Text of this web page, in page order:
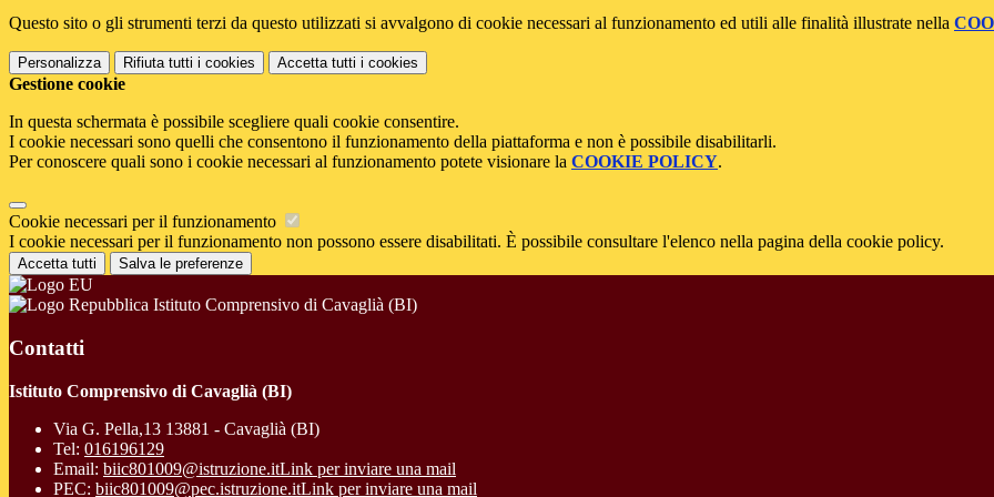
Questo sito o gli strumenti terzi da questo utilizzati si avvalgono di cookie necessari al funzionamento ed utili alle finalità illustrate nella
Personalizza Rifiuta tutti i cookies Accetta tutti i cookies
Gestione cookie
In questa schermata è possibile scegliere quali cookie consentire.
I cookie necessari sono quelli che consentono il funzionamento della piattaforma e non è possibile disabilitarli.
Per conoscere quali sono i cookie necessari al funzionamento potete visionare la COOKIE POLICY.
Cookie necessari per il funzionamento
I cookie necessari per il funzionamento non possono essere disabilitati. È possibile consultare l'elenco nella pagina della cookie policy.
Accetta tutti Salva le preferenze
Istituto Comprensivo di Cavaglià (BI)
Contatti
Istituto Comprensivo di Cavaglià (BI)
Via G. Pella,13 13881 - Cavaglià (BI)
Tel: 016196129
Email: biic801009@istruzione.itLink per inviare una mail
PEC: biic801009@pec.istruzione.itLink per inviare una mail